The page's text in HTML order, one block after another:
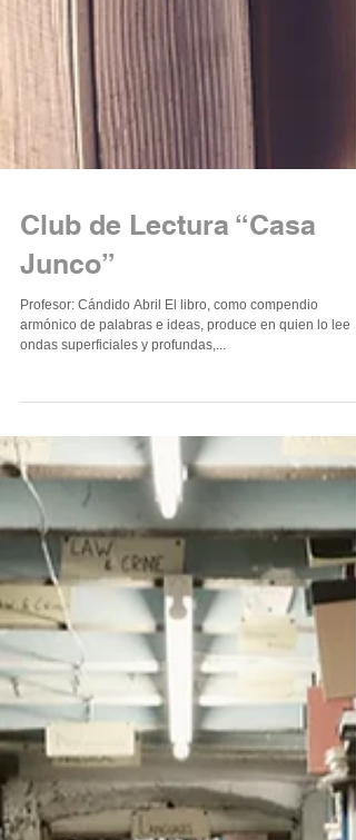
Club de Lectura “Casa
Junco”
Profesor: Cándido Abril El libro, como compendio
armónico de palabras e ideas, produce en quien lo lee
ondas superficiales y profundas,...